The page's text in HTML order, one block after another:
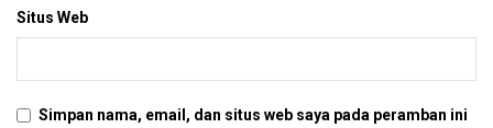
Situs Web
Simpan nama, email, dan situs web saya pada peramban ini